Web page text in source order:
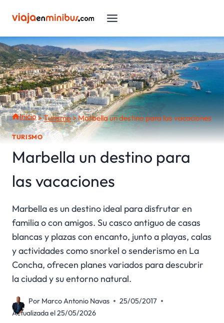
contenido
Inicio>Turismo>Marbella un destino para las vacaciones
TURISMO
Marbella un destino para
las vacaciones
Marbella es un destino ideal para disfrutar en
familia o con amigos. Su casco antiguo de casas
blancas y plazas con encanto, junto a playas, calas
y actividades como snorkel o senderismo en La
Concha, ofrecen planes variados para descubrir
la ciudad y su entorno natural.
Por Marco Antonio Navas
25/05/2017
Actualizada el25/05/2026